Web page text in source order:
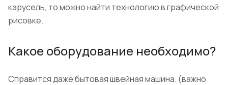
карусель, то можно найти технологию в графической
рисовке.
Какое оборудование необходимо?
Справится даже бытовая швейная машина. (важно